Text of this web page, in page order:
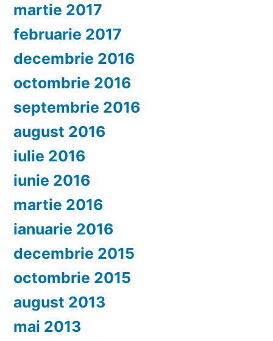
martie 2017
februarie 2017
decembrie 2016
octombrie 2016
septembrie 2016
august 2016
iulie 2016
iunie 2016
martie 2016
ianuarie 2016
decembrie 2015
octombrie 2015
august 2013
mai 2013